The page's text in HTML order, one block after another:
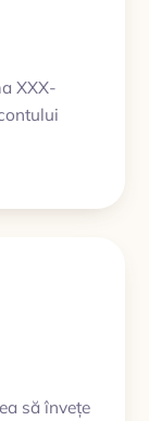
XXX-
să învețe